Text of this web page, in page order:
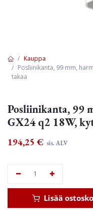
Kauppa
Posliinikanta, 99 mm,
takaa
Posliinikanta, 99
GX24 q2 18W,
194,25 € sis. ALV
Lisää